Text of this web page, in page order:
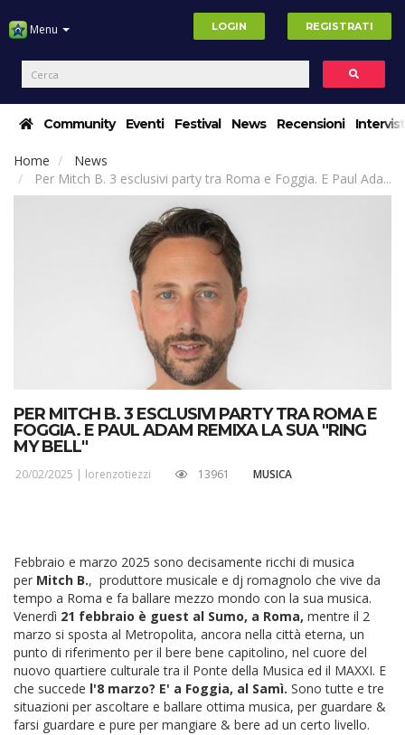
Menu LOGIN REGISTRATI
Community Eventi Festival News Recensioni
Home
News
Per Mitch B. 3 esclusivi party tra Roma e Foggia. E Paul Ada...
PER MITCH B. 3 ESCLUSIVI PARTY TRA ROMA E
FOGGIA. E PAUL ADAM REMIXA LA SUA "RING
MY BELL"
20/02/2025 | lorenzotiezzi 13961 MUSICA
Febbraio e marzo 2025 sono decisamente ricchi di musica
per Mitch B., produttore musicale e dj romagnolo che vive da
tempo a Roma e fa ballare mezzo mondo con la sua musica.
Venerdì 21 febbraio è guest al Sumo, a Roma, mentre il 2
marzo si sposta al Metropolita, ancora nella città eterna, un
punto di riferimento per il bere bene capitolino, nel cuore del
nuovo quartiere culturale tra il Ponte della Musica ed il MAXXI. E
che succede l'8 marzo? E' a Foggia, al Samì. Sono tutte e tre
situazioni per ascoltare e ballare ottima musica, per guardare &
farsi guardare e pure per mangiare & bere ad un certo livello.